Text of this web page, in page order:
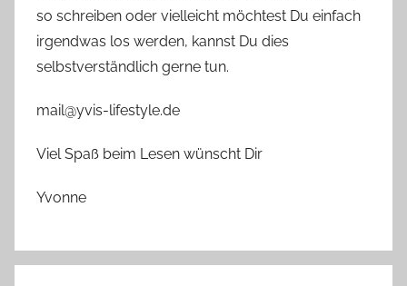
so schreiben oder vielleicht möchtest Du einfach
irgendwas los werden, kannst Du dies
selbstverständlich gerne tun.
mail@yvis-lifestyle.de
Viel Spaß beim Lesen wünscht Dir
Yvonne